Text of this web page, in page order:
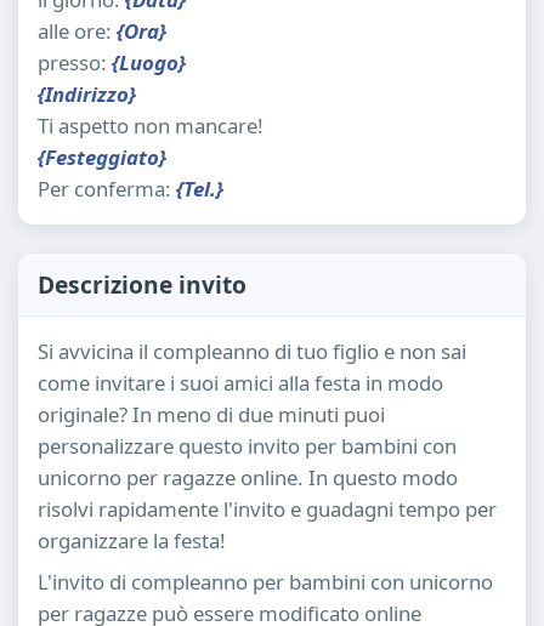
alle ore: {Ora}
presso: {Luogo}
{Indirizzo}
Ti aspetto non mancare!
{Festeggiato}
Per conferma: {Tel.}
Descrizione invito
Si avvicina il compleanno di tuo figlio e non sai
come invitare i suoi amici alla festa in modo
originale? In meno di due minuti puoi
personalizzare questo invito per bambini con
unicorno per ragazze online. In questo modo
risolvi rapidamente l'invito e guadagni tempo per
organizzare la festa!
L'invito di compleanno per bambini con unicorno
per ragazze può essere modificato online